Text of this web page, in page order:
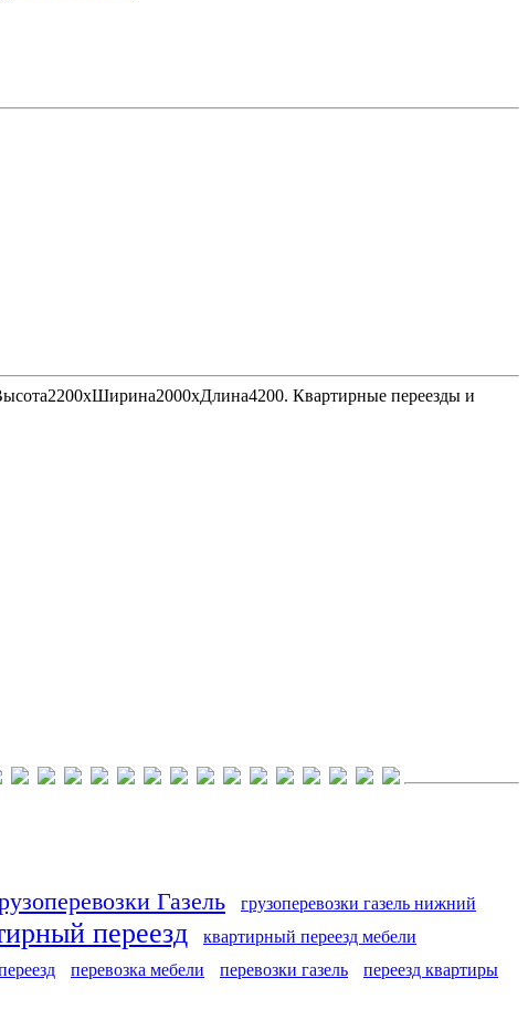
Квартирные переезды и
Газель
грузоперевозки газель нижний
переезд квартирный переезд мебели
перевозка мебели перевозки газель переезд квартиры